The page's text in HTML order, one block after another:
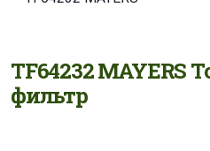
TF64232 MAYERS
фильтр